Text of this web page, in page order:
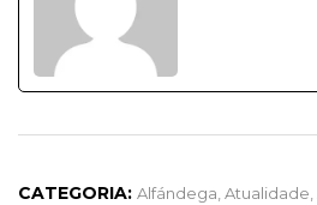
CATEGORIA: Alfándega Atualidade